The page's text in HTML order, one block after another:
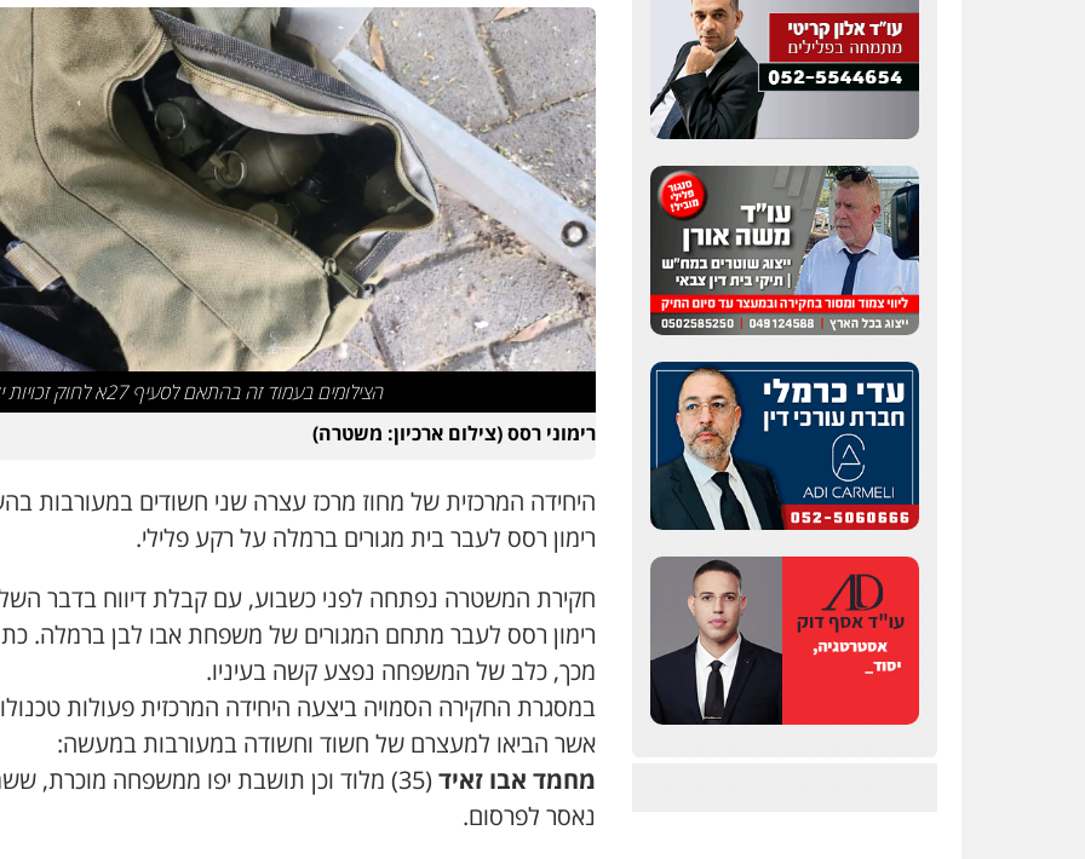
הצילומים בעמוד זה בהתאם לסעיף 27א לחוק זכויות יוצרים
רימוני רסס (צילום ארכיון: משטרה)
היחידה המרכזית של מחוז מרכז עצרה שני חשודים במעורבות
רימון רסס לעבר בית מגורים ברמלה על רקע פלילי.
חקירת המשטרה נפתחה לפני כשבוע, עם קבלת דיווח בדבר
רימון רסס לעבר מתחם המגורים של משפחת אבו לבן ברמלה.
מכך, כלב של המשפחה נפצע קשה בעיניו.
במסגרת החקירה הסמויה ביצעה היחידה המרכזית פעולות
אשר הביאו למעצרם של חשוד וחשודה במעורבות במעשה:
מחמד אבו זאיד
(35) מלוד וכן תושבת יפו ממשפחה מוכרת,
נאסר לפרסום.